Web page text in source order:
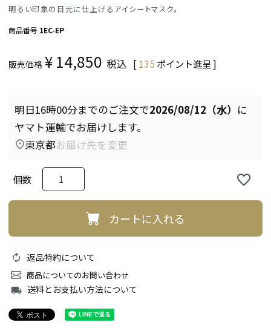
明るい印象の目元に仕上げるアイシートマスク。
商品番号 1EC-EP
販売価格 ¥14,850 税込 [135 ポイント進呈 ]
明日16時00分までのご注文で2026/08/12（水） に
ヤマト運輸でお届けします。
東京都お届け先を変更
カートに入れる
返品特約について
商品についてのお問い合わせ
local_shipping 送料とお支払い方法について